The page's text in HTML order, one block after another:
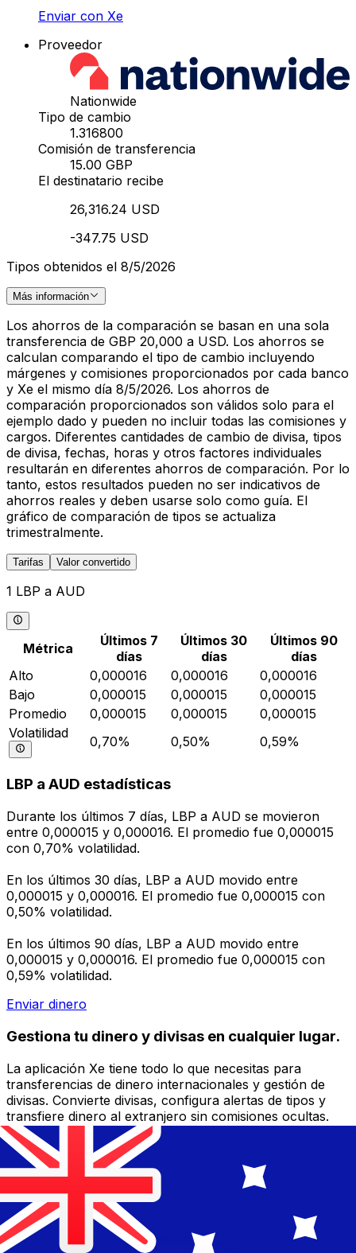
Enviar con Xe
Proveedor
Nationwide
Tipo de cambio
1.316800
Comisión de transferencia
15.00 GBP
El destinatario recibe
26,316.24 USD
-347.75 USD
Tipos obtenidos el 8/5/2026
Más información
Los ahorros de la comparación se basan en una sola
transferencia de GBP 20,000 a USD. Los ahorros se
calculan comparando el tipo de cambio incluyendo
márgenes y comisiones proporcionados por cada banco
y Xe el mismo día 8/5/2026. Los ahorros de
comparación proporcionados son válidos solo para el
ejemplo dado y pueden no incluir todas las comisiones y
cargos. Diferentes cantidades de cambio de divisa, tipos
de divisa, fechas, horas y otros factores individuales
resultarán en diferentes ahorros de comparación. Por lo
tanto, estos resultados pueden no ser indicativos de
ahorros reales y deben usarse solo como guía. El
gráfico de comparación de tipos se actualiza
trimestralmente.
Tarifas Valor convertido
1 LBP a AUD
Métrica
Últimos 7
días
Últimos 30
días
Últimos 90
días
Alto
0,000016 0,000016
0,000016
Bajo
0,000015 0,000015
0,000015
Promedio
0,000015 0,000015
0,000015
Volatilidad
0,70% 0,50% 0,59%
LBP a AUD estadísticas
Durante los últimos 7 días, LBP a AUD se movieron
entre 0,000015 y 0,000016. El promedio fue 0,000015
con 0,70% volatilidad.
En los últimos 30 días, LBP a AUD movido entre
0,000015 y 0,000016. El promedio fue 0,000015 con
0,50% volatilidad.
En los últimos 90 días, LBP a AUD movido entre
0,000015 y 0,000016. El promedio fue 0,000015 con
0,59% volatilidad.
Enviar dinero
Gestiona tu dinero y divisas en cualquier lugar.
La aplicación Xe tiene todo lo que necesitas para
transferencias de dinero internacionales y gestión de
divisas. Convierte divisas, configura alertas de tipos y
transfiere dinero al extranjero sin comisiones ocultas.
¡Descarga hoy!